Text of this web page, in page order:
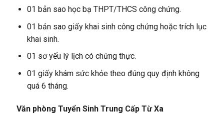
01 bản sao học bạ THPT/THCS công chứng.
01 bản sao giấy khai sinh công chứng hoặc trích lục
khai sinh.
01 sơ yếu lý lịch có chứng thực.
01 giấy khám sức khỏe theo đúng quy định không
quá 6 tháng.
Văn phòng Tuyển Sinh Trung Cấp Từ Xa